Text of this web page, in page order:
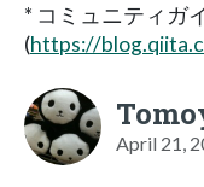
* コミュニティガ
(https://
April 21,